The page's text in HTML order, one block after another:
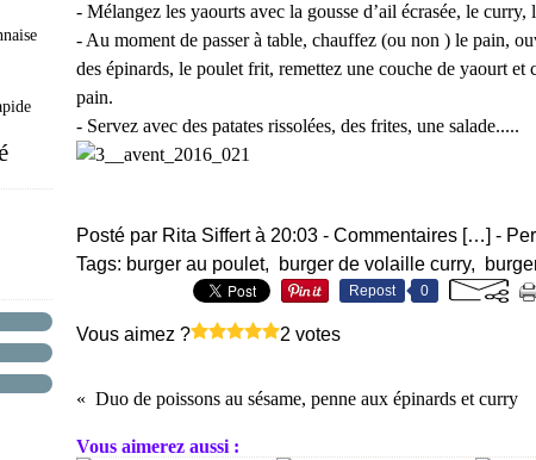
- Mélangez les yaourts avec la gousse d’ail écrasée, le curry,
- Au moment de passer à table, chauffez (ou non ) le pain,
des épinards, le poulet frit, remettez une couche de yaourt
pain.
- Servez avec des patates rissolées, des frites, une salade.....
Posté par Rita Siffert à 20:03 - Commentaires […] -
Tags: burger au poulet, burger de volaille curry,
Repost 0
Vous aimez ? 2 votes
Duo de poissons au sésame, penne aux épinards et curry
Vous aimerez aussi :